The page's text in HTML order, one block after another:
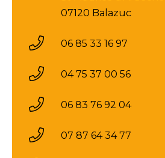
07120 Balazuc
06 85 33 16 97
04 75 37 00 56
06 83 76 92 04
07 87 64 34 77